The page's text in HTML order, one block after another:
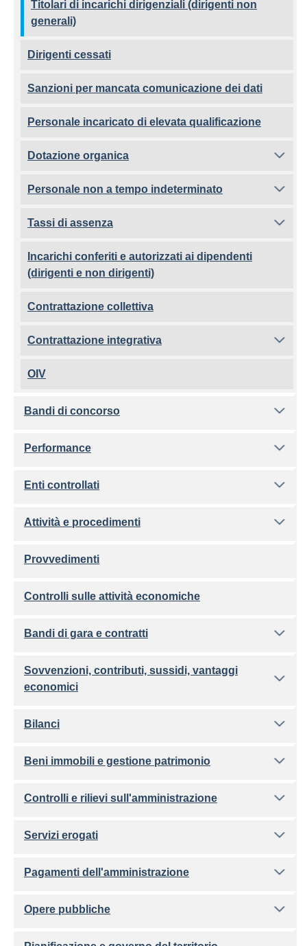
Titolari di incarichi dirigenziali (dirigenti non
generali)
Dirigenti cessati
Sanzioni per mancata comunicazione dei dati
Personale incaricato di elevata qualificazione
Dotazione organica
Personale non a tempo indeterminato
Tassi di assenza
Incarichi conferiti e autorizzati ai dipendenti
(dirigenti e non dirigenti)
Contrattazione collettiva
Contrattazione integrativa
OIV
Bandi di concorso
Performance
Enti controllati
Attività e procedimenti
Provvedimenti
Controlli sulle attività economiche
Bandi di gara e contratti
Sovvenzioni, contributi, sussidi, vantaggi
economici
Bilanci
Beni immobili e gestione patrimonio
Controlli e rilievi sull'amministrazione
Servizi erogati
Pagamenti dell'amministrazione
Opere pubbliche